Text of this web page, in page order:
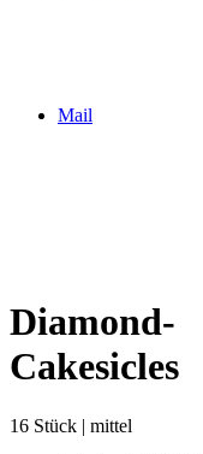
Mail
Diamond-
Cakesicles
16 Stück | mittel